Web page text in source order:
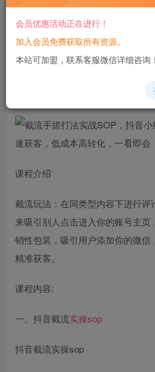
您当前未登录！建议
课程介绍
截流玩法：在同类型内容下进行评
来吸引别人点击进入你的账号主
销性包装，吸引用户添加你的微信
精准获客。
课程内容:
一、抖音截流实操sop
抖音截流实操sop
会员优惠活动正在进行！
加入会员免费获取所有资源。
本站可加盟，联系客服微信详细咨询！